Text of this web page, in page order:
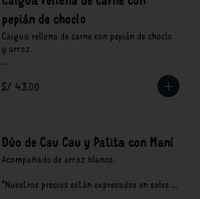
pepián de choclo
Caigua rellena de carne con pepián de choclo
y arroz.
*Nuestros precios están expresados en soles e
incluyen impuestos de ley y recargo al
S/ 43.00
Dúo de Cau Cau y Patita con Maní
Acompañado de arroz blanco.
*Nuestros precios están expresados en soles e